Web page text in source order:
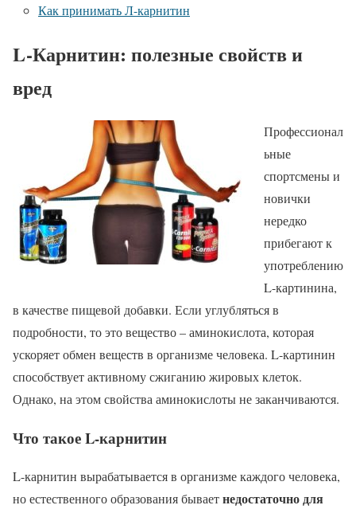
Как принимать Л-карнитин
L-Карнитин: полезные свойств и
вред
Профессионал
ьные
спортсмены и
новички
нередко
прибегают к
употреблению
L-картинина,
в качестве пищевой добавки. Если углубляться в
подробности, то это вещество – аминокислота, которая
ускоряет обмен веществ в организме человека. L-картинин
способствует активному сжиганию жировых клеток.
Однако, на этом свойства аминокислоты не заканчиваются.
Что такое L-карнитин
L-карнитин вырабатывается в организме каждого человека,
но естественного образования бываетнедостаточно для